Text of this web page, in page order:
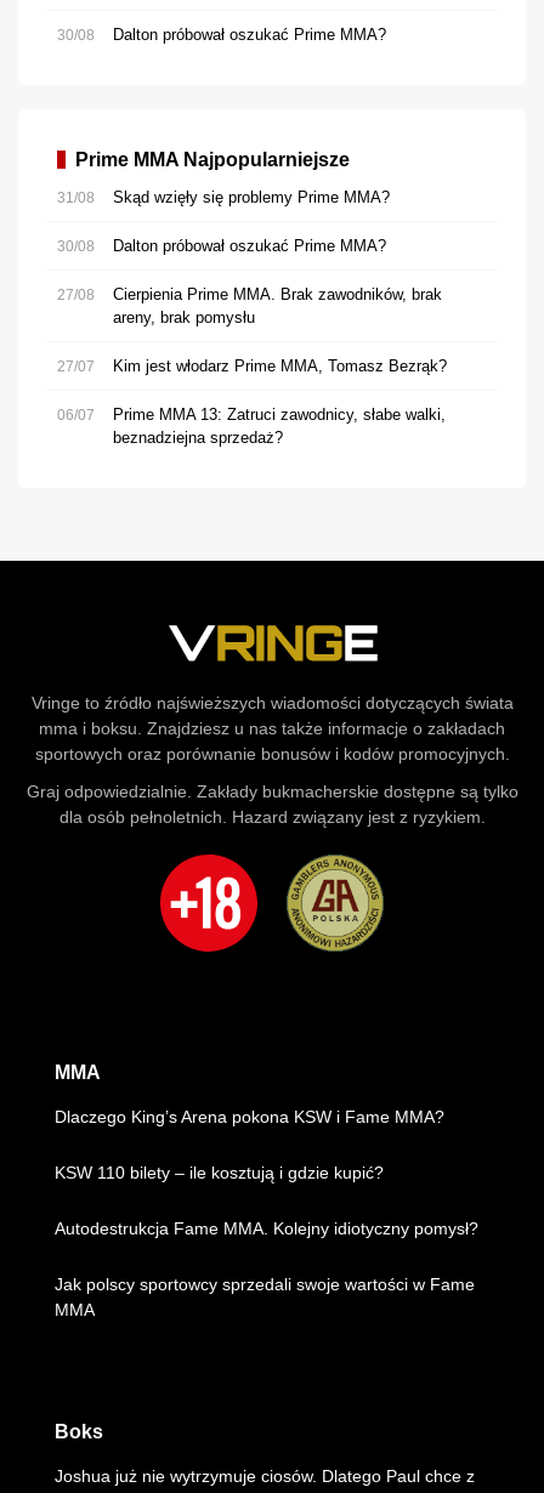
30/08 Dalton próbował oszukać Prime MMA?
Prime MMA Najpopularniejsze
31/08 Skąd wzięły się problemy Prime MMA?
30/08 Dalton próbował oszukać Prime MMA?
27/08
Cierpienia Prime MMA. Brak zawodników, brak
areny, brak pomysłu
27/07 Kim jest włodarz Prime MMA, Tomasz Bezrąk?
06/07
Prime MMA 13: Zatruci zawodnicy, słabe walki,
beznadziejna sprzedaż?
Vringe to źródło najświeższych wiadomości dotyczących świata
mma i boksu. Znajdziesz u nas także informacje o zakładach
sportowych oraz porównanie bonusów i kodów promocyjnych.
Graj odpowiedzialnie. Zakłady bukmacherskie dostępne są tylko
dla osób pełnoletnich. Hazard związany jest z ryzykiem.
MMA
Dlaczego King’s Arena pokona KSW i Fame MMA?
KSW 110 bilety – ile kosztują i gdzie kupić?
Autodestrukcja Fame MMA. Kolejny idiotyczny pomysł?
Jak polscy sportowcy sprzedali swoje wartości w Fame
MMA
Boks
Joshua już nie wytrzymuje ciosów. Dlatego Paul chce z